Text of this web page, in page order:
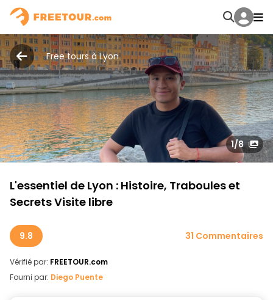
Free tours à Lyon
1/8
L'essentiel de Lyon : Histoire, Traboules et
Secrets Visite libre
9.8 31 Commentaires
Vérifié par: FREETOUR.com
Fourni par: Diego Puente